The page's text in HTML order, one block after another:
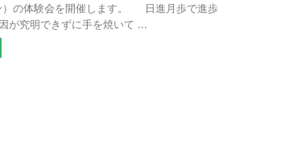
）の体験会を開催します。 日進月歩で進歩
が究明できずに手を焼いて ...